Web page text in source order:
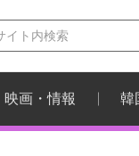
映画・情報 韓